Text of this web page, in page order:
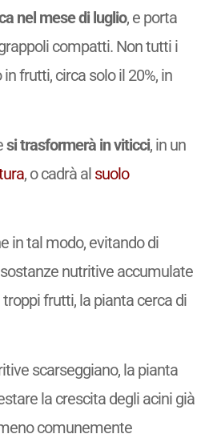
nel mese di luglio, e porta
compatti. Non tutti i
frutti, circa solo il 20%, in
si trasformerà in viticci, in un
, o cadrà al suolo
in tal modo, evitando di
nutritive accumulate
frutti, la pianta cerca di
scarseggiano, la pianta
la crescita degli acini già
comunemente